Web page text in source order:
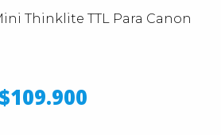
Thinklite TTL Para Canon
$109.900